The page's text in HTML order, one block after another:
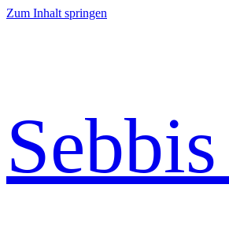
Zum Inhalt springen